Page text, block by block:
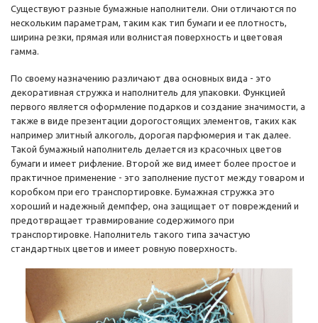
Существуют разные бумажные наполнители. Они отличаются по
нескольким параметрам, таким как тип бумаги и ее плотность,
ширина резки, прямая или волнистая поверхность и цветовая
гамма.
По своему назначению различают два основных вида - это
декоративная стружка и наполнитель для упаковки. Функцией
первого является оформление подарков и создание значимости, а
также в виде презентации дорогостоящих элементов, таких как
например элитный алкоголь, дорогая парфюмерия и так далее.
Такой бумажный наполнитель делается из красочных цветов
бумаги и имеет рифление. Второй же вид имеет более простое и
практичное применение - это заполнение пустот между товаром и
коробком при его транспортировке. Бумажная стружка это
хороший и надежный демпфер, она защищает от повреждений и
предотвращает травмирование содержимого при
транспортировке. Наполнитель такого типа зачастую
стандартных цветов и имеет ровную поверхность.